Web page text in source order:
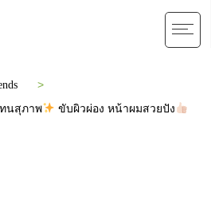
นสุภาพ
ขับผิวผ่อง หน้าผมสวยปัง